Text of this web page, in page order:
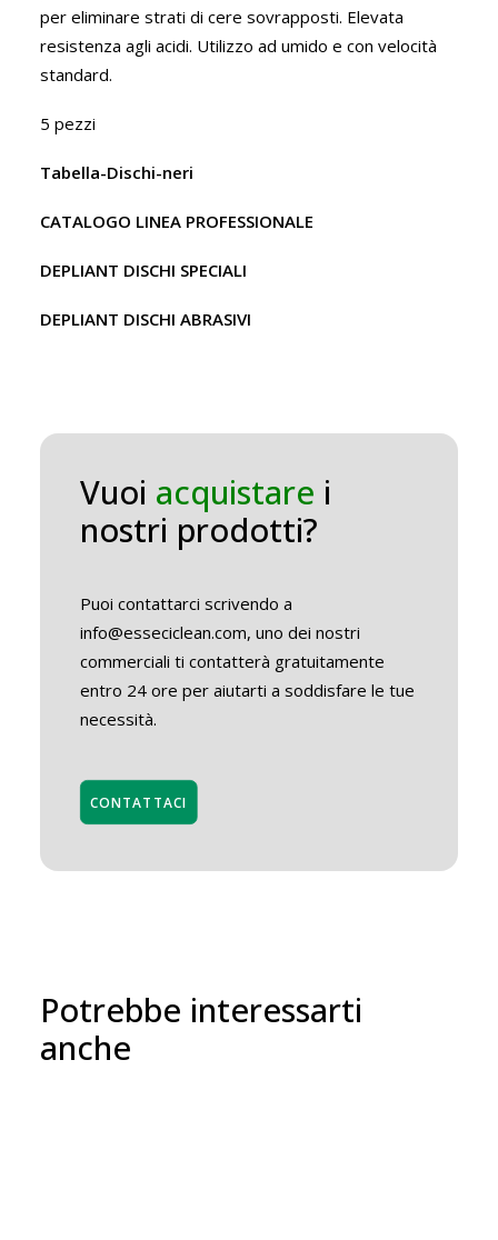
per eliminare strati di cere sovrapposti. Elevata
resistenza agli acidi. Utilizzo ad umido e con velocità
standard.
5 pezzi
Tabella-Dischi-neri
CATALOGO LINEA PROFESSIONALE
DEPLIANT DISCHI SPECIALI
DEPLIANT DISCHI ABRASIVI
Vuoi acquistare i
nostri prodotti?
Puoi contattarci scrivendo a
info@esseciclean.com, uno dei nostri
commerciali ti contatterà gratuitamente
entro 24 ore per aiutarti a soddisfare le tue
necessità.
CONTATTACI
Potrebbe interessarti
anche